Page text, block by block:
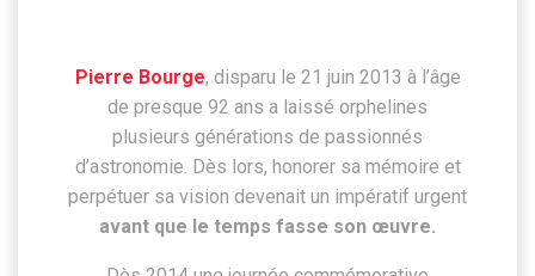
Pierre Bourge, disparu le 21 juin 2013 à l’âge
de presque 92 ans a laissé orphelines
plusieurs générations de passionnés
d’astronomie. Dès lors, honorer sa mémoire et
perpétuer sa vision devenait un impératif urgent
avant que le temps fasse son œuvre.